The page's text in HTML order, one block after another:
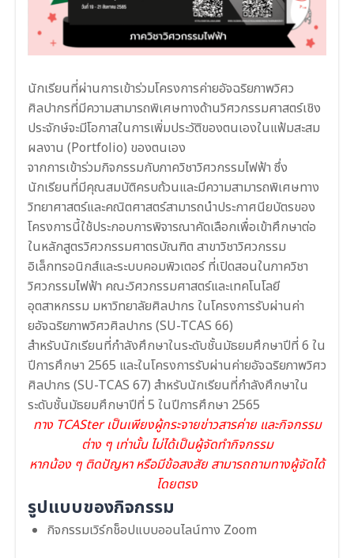
นักเรียนที่ผ่านการเข้าร่วมโครงการค่ายอัจฉริยภาพวิศว
ศิลปากรที่มีความสามารถพิเศษทางด้านวิศวกรรมศาสตร์เชิง
ประจักษ์จะมีโอกาสในการเพิ่มประวัติของตนเองในแฟ้มสะสม
ผลงาน (Portfolio) ของตนเอง
จากการเข้าร่วมกิจกรรมกับภาควิชาวิศวกรรมไฟฟ้า ซึ่ง
นักเรียนที่มีคุณสมบัติครบถ้วนและมีความสามารถพิเศษทาง
วิทยาศาสตร์และคณิตศาสตร์สามารถนำประกาศนียบัตรของ
โครงการนี้ใช้ประกอบการพิจารณาคัดเลือกเพื่อเข้าศึกษาต่อ
ในหลักสูตรวิศวกรรมศาตรบัณฑิต สาขาวิชาวิศวกรรม
อิเล็กทรอนิกส์และระบบคอมพิวเตอร์ ที่เปิดสอนในภาควิชา
วิศวกรรมไฟฟ้า คณะวิศวกรรมศาสตร์และเทคโนโลยี
อุตสาหกรรม มหาวิทยาลัยศิลปากร ในโครงการรับผ่านค่า
ยอัจฉริยภาพวิศวศิลปากร (SU-TCAS 66)
สำหรับนักเรียนที่กำลังศึกษาในระดับชั้นมัธยมศึกษาปีที่ 6 ใน
ปีการศึกษา 2565 และในโครงการรับผ่านค่ายอัจฉริยภาพวิศว
ศิลปากร (SU-TCAS 67) สำหรับนักเรียนที่กำลังศึกษาใน
ระดับชั้นมัธยมศึกษาปีที่ 5 ในปีการศึกษา 2565
ทาง TCASter เป็นเพียงผู้กระจายข่าวสารค่าย และกิจกรรม
ต่าง ๆ เท่านั้น ไม่ได้เป็นผู้จัดทำกิจกรรม
หากน้อง ๆ ติดปัญหา หรือมีข้อสงสัย สามารถถามทางผู้จัดได้
โดยตรง
รูปแบบของกิจกรรม
กิจกรรมเวิร์กช็อปแบบออนไลน์ทาง Zoom